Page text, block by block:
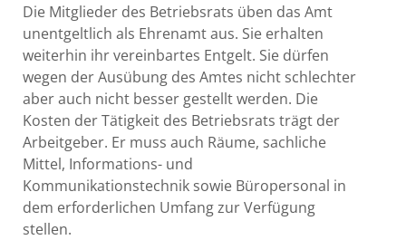
Die Mitglieder des Betriebsrats üben das Amt
unentgeltlich als Ehrenamt aus. Sie erhalten
weiterhin ihr vereinbartes Entgelt. Sie dürfen
wegen der Ausübung des Amtes nicht schlechter
aber auch nicht besser gestellt werden. Die
Kosten der Tätigkeit des Betriebsrats trägt der
Arbeitgeber. Er muss auch Räume, sachliche
Mittel, Informations- und
Kommunikationstechnik sowie Büropersonal in
dem erforderlichen Umfang zur Verfügung
stellen.